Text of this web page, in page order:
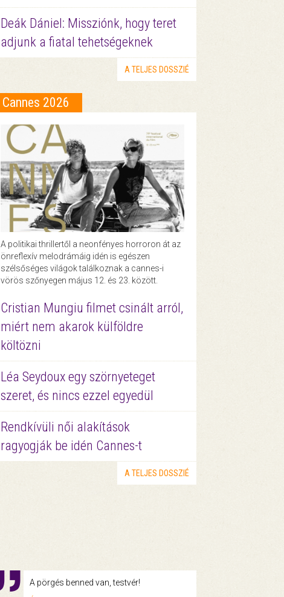
Deák Dániel: Missziónk, hogy teret
adjunk a fiatal tehetségeknek
A TELJES DOSSZIÉ
Cannes 2026
A politikai thrillertől a neonfényes horroron át az
önreflexív melodrámáig idén is egészen
szélsőséges világok találkoznak a cannes-i
vörös szőnyegen május 12. és 23. között.
Cristian Mungiu filmet csinált arról,
miért nem akarok külföldre
költözni
Léa Seydoux egy szörnyeteget
szeret, és nincs ezzel egyedül
Rendkívüli női alakítások
ragyogják be idén Cannes-t
A TELJES DOSSZIÉ
A pörgés benned van, testvér!